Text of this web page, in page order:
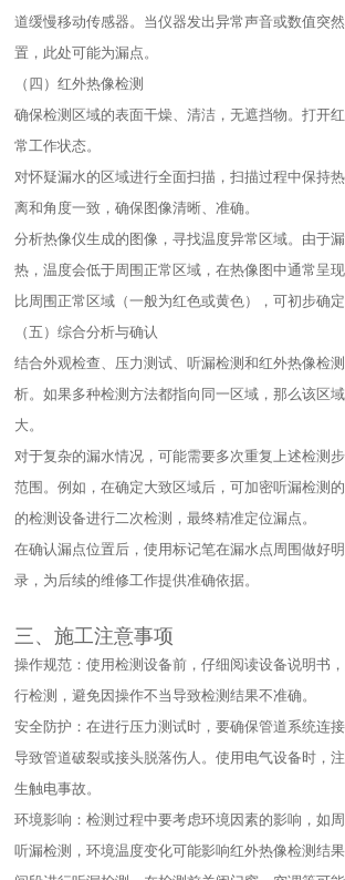
道缓慢移动传感器。当仪器发出异常声音或数值突
置，此处可能为漏点。​
（四）红外热像检测​
确保检测区域的表面干燥、清洁，无遮挡物。打开
常工作状态。​
对怀疑漏水的区域进行全面扫描，扫描过程中保持
离和角度一致，确保图像清晰、准确。​
分析热像仪生成的图像，寻找温度异常区域。由于
热，温度会低于周围正常区域，在热像图中通常呈
比周围正常区域（一般为红色或黄色），可初步确定
（五）综合分析与确认​
结合外观检查、压力测试、听漏检测和红外热像检
析。如果多种检测方法都指向同一区域，那么该区
大。​
对于复杂的漏水情况，可能需要多次重复上述检测
范围。例如，在确定大致区域后，可加密听漏检测
的检测设备进行二次检测，最终精准定位漏点。​
在确认漏点位置后，使用标记笔在漏水点周围做好
录，为后续的维修工作提供准确依据。​
三、施工注意事项​
操作规范：使用检测设备前，仔细阅读设备说明书
行检测，避免因操作不当导致检测结果不准确。​
安全防护：在进行压力测试时，要确保管道系统连
导致管道破裂或接头脱落伤人。使用电气设备时，
生触电事故。​
环境影响：检测过程中要考虑环境因素的影响，如
听漏检测，环境温度变化可能影响红外热像检测结